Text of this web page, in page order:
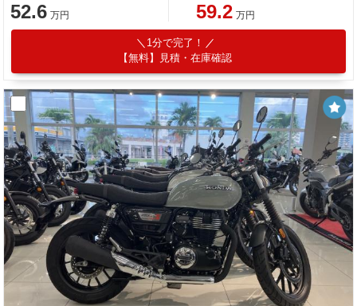
52.6 万円 59.2 万円
1分で完了！
【無料】見積・在庫確認